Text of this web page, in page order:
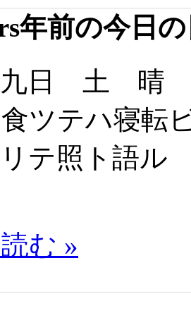
年前の今日
日 土 晴
ツテハ寝転
テ照ト語ル
む »